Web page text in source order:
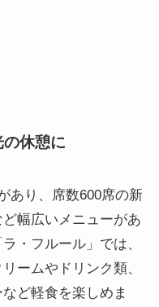
休憩に
あり、席数600席の新
幅広いメニューがあ
・フルール」では、
ームやドリンク類、
ど軽食を楽しめま